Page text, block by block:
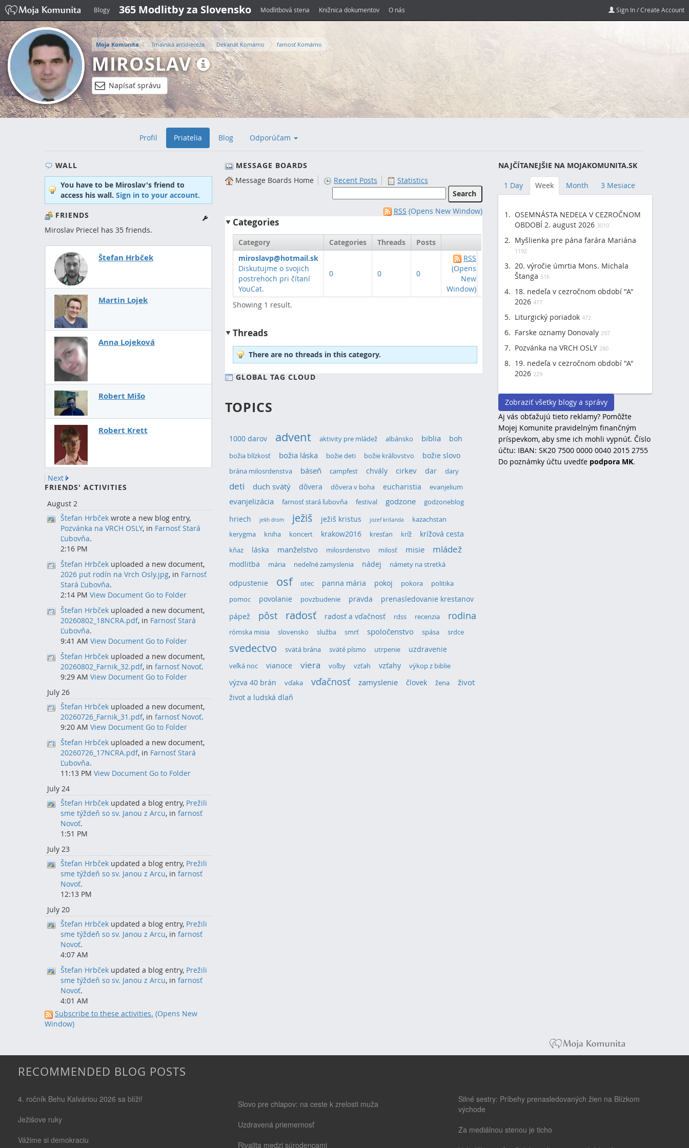
Blogy 365 Modlitby za Slovensko Modlitbová stena Knižnica dokumentov O nás Sign In / Create Account
Moja Komunita Trnavská arcidiecéza Dekanát Komárno farnosť Komárno
MIROSLAV
Napísať správu
Profil Priatelia Blog Odporúčam
WALL
You have to be Miroslav's friend to
access his wall. Sign in to your account.
FRIENDS
Miroslav Priecel has 35 friends.
Štefan Hrbček
Martin Lojek
Anna Lojeková
Robert Mišo
Robert Krett
Next
FRIENDS' ACTIVITIES
August 2
Štefan Hrbček wrote a new blog entry,
Pozvánka na VRCH OSLY, in Farnosť Stará
Ľubovňa.
2:16 PM
Štefan Hrbček uploaded a new document,
2026 put rodín na Vrch Osly.jpg, in Farnosť
Stará Ľubovňa.
2:14 PM View Document Go to Folder
Štefan Hrbček uploaded a new document,
20260802_18NCRA.pdf, in Farnosť Stará
Ľubovňa.
9:41 AM View Document Go to Folder
Štefan Hrbček uploaded a new document,
20260802_Farnik_32.pdf, in farnosť Novoť.
9:29 AM View Document Go to Folder
July 26
Štefan Hrbček uploaded a new document,
20260726_Farnik_31.pdf, in farnosť Novoť.
9:20 AM View Document Go to Folder
Štefan Hrbček uploaded a new document,
20260726_17NCRA.pdf, in Farnosť Stará
Ľubovňa.
11:13 PM View Document Go to Folder
July 24
Štefan Hrbček updated a blog entry, Prežili
sme týždeň so sv. Janou z Arcu, in farnosť
Novoť.
1:51 PM
July 23
Štefan Hrbček updated a blog entry, Prežili
sme týždeň so sv. Janou z Arcu, in farnosť
Novoť.
12:13 PM
July 20
Štefan Hrbček updated a blog entry, Prežili
sme týždeň so sv. Janou z Arcu, in farnosť
Novoť.
4:07 AM
Štefan Hrbček updated a blog entry, Prežili
sme týždeň so sv. Janou z Arcu, in farnosť
Novoť.
4:01 AM
Subscribe to these activities. (Opens New
Window)
MESSAGE BOARDS
Message Boards Home
Recent Posts Statistics
RSS (Opens New Window)
Categories
Category Categories Threads
Posts
miroslavp@hotmail.sk
Diskutujme o svojich
postrehoch pri čítaní
YouCat.
0 0 0
RSS
(Opens
New
Window)
Showing 1 result.
Threads
There are no threads in this category.
GLOBAL TAG CLOUD
TOPICS
1000 darov advent aktivity pre mládež albánsko biblia boh
božia blízkosť božia láska božie deti božie kráľovstvo božie slovo
brána milosrdenstva báseň campfest chvály cirkev dar dary
deti duch svätý dôvera dôvera v boha eucharistia evanjelium
evanjelizácia farnosť stará ľubovňa festival godzone godzoneblog
hriech jekh drom ježiš ježiš kristus jozef krišanda
kazachstan
kerygma
kniha koncert krakow2016 kresťan kríž krížová cesta
kňaz láska manželstvo milosrdenstvo milosť misie mládež
modlitba mária nedeľné zamyslenia nádej námety na stretká
odpustenie osf otec panna mária pokoj pokora
politika
pomoc
povolanie povzbudenie pravda
prenasledovanie krestanov
pápež
pôst radosť radosť a vďačnosť rdss recenzia rodina
rómska misia slovensko služba smrť spoločenstvo spása srdce
svedectvo svätá brána sväté písmo utrpenie uzdravenie
veľká noc vianoce viera voľby vzťah vzťahy výkop z biblie
výzva 40 brán vďaka vďačnosť zamyslenie človek žena život
život a ludská dlaň
NAJČÍTANEJŠIE NA MOJAKOMUNITA.SK
1 Day Week Month 3 Mesiace
OSEMNÁSTA NEDEĽA V CEZROČNOM
OBDOBÍ 2. august 2026 3010
Myšlienka pre pána farára Mariána
1192
20. výročie úmrtia Mons. Michala
Štanga 516
18. nedeľa v cezročnom období "A"
2026 477
Liturgický poriadok 472
Farske oznamy Donovaly 297
Pozvánka na VRCH OSLY 280
19. nedeľa v cezročnom období "A"
2026 229
Zobraziť všetky blogy a správy
Aj vás obťažujú tieto reklamy? Pomôžte
Mojej Komunite pravidelným finančným
príspevkom, aby sme ich mohli vypnúť. Číslo
účtu: IBAN: SK20 7500 0000 0040 2015 2755
Do poznámky účtu uvedťe podpora MK.
RECOMMENDED BLOG POSTS
4. ročník Behu Kalváriou 2026 sa blíži!
Ježišove ruky
Vážime si demokraciu
Slovo pre chlapov: na ceste k zrelosti muža
Uzdravená priemernosť
Rivalita medzi súrodencami
Silné sestry: Príbehy prenasledovaných žien na Blízkom
východe
Za mediálnou stenou je ticho